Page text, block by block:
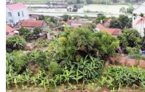
CEO Boeing nhận
máy bay 737 MAX 9
10/01/2024 04:19
CEO Dave Calhoun thừa